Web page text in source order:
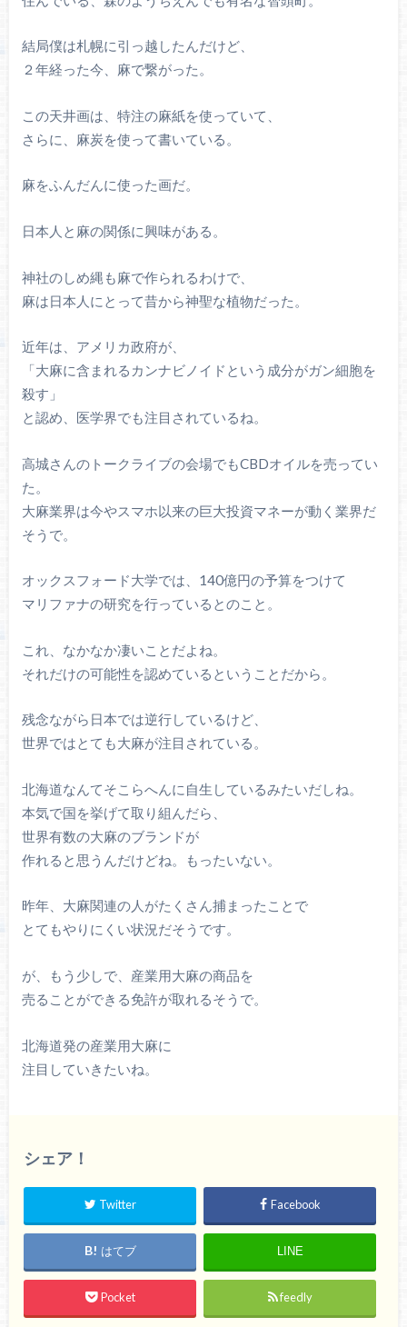
結局僕は札幌に引っ越したんだけど、
２年経った今、麻で繋がった。
この天井画は、特注の麻紙を使っていて、
さらに、麻炭を使って書いている。
麻をふんだんに使った画だ。
日本人と麻の関係に興味がある。
神社のしめ縄も麻で作られるわけで、
麻は日本人にとって昔から神聖な植物だった。
近年は、アメリカ政府が、
「大麻に含まれるカンナビノイドという成分がガン細胞を
殺す」
と認め、医学界でも注目されているね。
高城さんのトークライブの会場でもCBDオイルを売ってい
た。
大麻業界は今やスマホ以来の巨大投資マネーが動く業界だ
そうで。
オックスフォード大学では、140億円の予算をつけて
マリファナの研究を行っているとのこと。
これ、なかなか凄いことだよね。
それだけの可能性を認めているということだから。
残念ながら日本では逆行しているけど、
世界ではとても大麻が注目されている。
北海道なんてそこらへんに自生しているみたいだしね。
本気で国を挙げて取り組んだら、
世界有数の大麻のブランドが
作れると思うんだけどね。もったいない。
昨年、大麻関連の人がたくさん捕まったことで
とてもやりにくい状況だそうです。
が、もう少しで、産業用大麻の商品を
売ることができる免許が取れるそうで。
北海道発の産業用大麻に
注目していきたいね。
シェア！
Twitter Facebook
はてブ LINE
Pocket feedly